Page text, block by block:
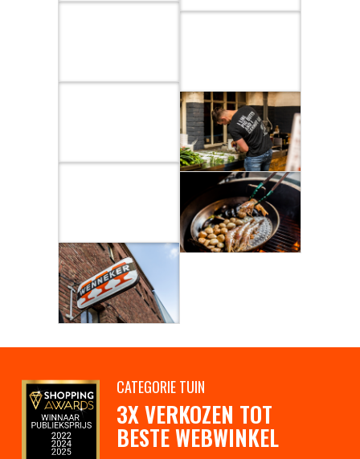
CATEGORIE TUIN
3X VERKOZEN TOT
BESTE WEBWINKEL